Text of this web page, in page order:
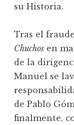
su Historia.
Tras el
Chuchos en
de la
Manuel se
de Pablo
finalmente,